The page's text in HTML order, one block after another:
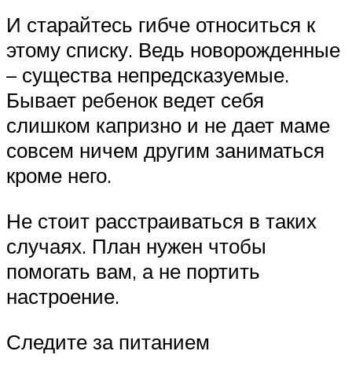
И старайтесь гибче относиться к
этому списку. Ведь новорожденные
– существа непредсказуемые.
Бывает ребенок ведет себя
слишком капризно и не дает маме
совсем ничем другим заниматься
кроме него.
Не стоит расстраиваться в таких
случаях. План нужен чтобы
помогать вам, а не портить
настроение.
Следите за питанием